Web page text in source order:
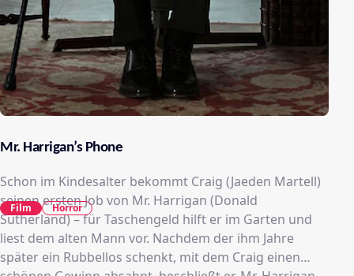
Mr. Harrigan’s Phone
Schon im Kindesalter bekommt Craig (Jaeden Martell)
seinen ersten Job von Mr. Harrigan (Donald
Sutherland) – für Taschengeld hilft er im Garten und
liest dem alten Mann vor. Nachdem der ihm Jahre
später ein Rubbellos schenkt, mit dem Craig einen
Film Horror